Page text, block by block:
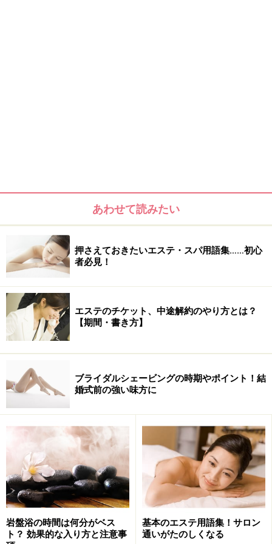
あわせて読みたい
押さえておきたいエステ・スパ用語集……初心
者必見！
エステのチケット、中途解約のやり方とは？
【期間・書き方】
ブライダルシェービングの時期やポイント！結
婚式前の強い味方に
岩盤浴の時間は何分がベス
ト？ 効果的な入り方と注意事
基本のエステ用語集！サロン
通いがたのしくなる